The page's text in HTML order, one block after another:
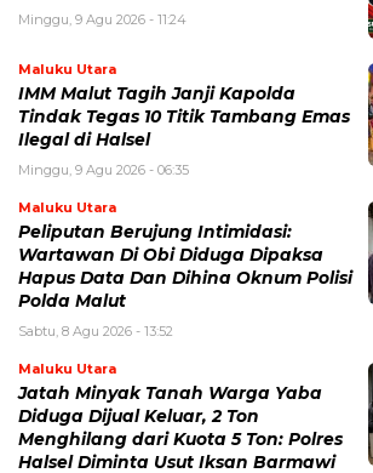
Minggu, 9 Agu 2026 - 11:24
Maluku Utara
IMM Malut Tagih Janji Kapolda
Tindak Tegas 10 Titik Tambang Emas
Ilegal di Halsel
Minggu, 9 Agu 2026 - 06:35
Maluku Utara
Peliputan Berujung Intimidasi:
Wartawan Di Obi Diduga Dipaksa
Hapus Data Dan Dihina Oknum Polisi
Polda Malut
Sabtu, 8 Agu 2026 - 13:52
Maluku Utara
Jatah Minyak Tanah Warga Yaba
Diduga Dijual Keluar, 2 Ton
Menghilang dari Kuota 5 Ton: Polres
Halsel Diminta Usut Iksan Barmawi